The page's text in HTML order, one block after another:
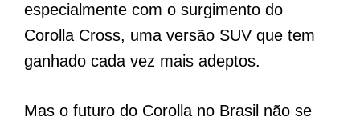
especialmente com o surgimento do
Corolla Cross, uma versão SUV que tem
ganhado cada vez mais adeptos.
Mas o futuro do Corolla no Brasil não se